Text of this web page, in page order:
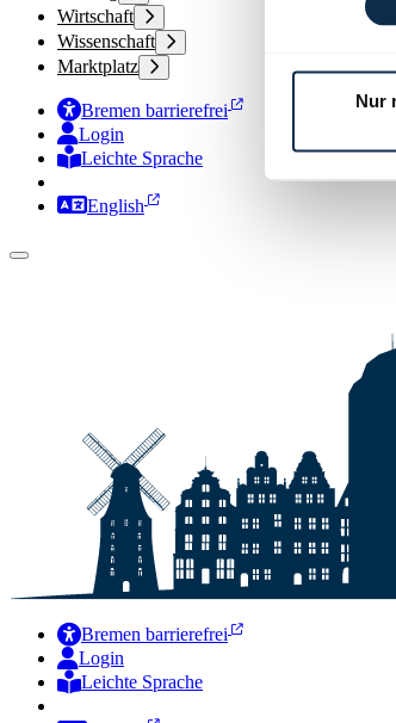
Nur
Wirtschaft
Wissenschaft
Marktplatz
Bremen barrierefrei
Login
Leichte Sprache
Zur Deutschen Gebärdensprache
English
Bremen barrierefrei
Login
Leichte Sprache